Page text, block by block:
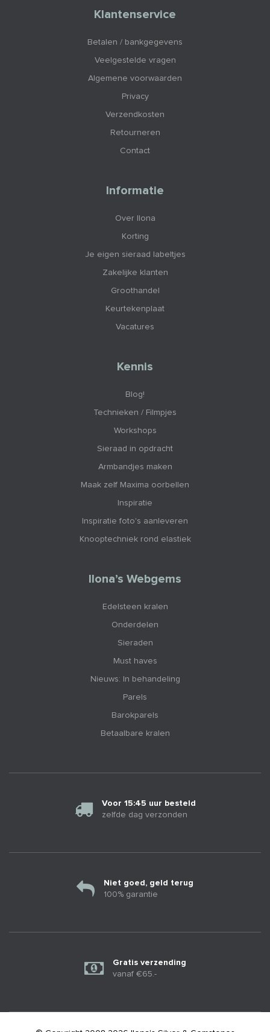
Klantenservice
Betalen / bankgegevens
Veelgestelde vragen
Algemene voorwaarden
Privacy
Verzendkosten
Retourneren
Contact
Informatie
Over Ilona
Korting
Je eigen sieraad labeltjes
Zakelijke klanten
Groothandel
Keurtekenplaat
Vacatures
Kennis
Blog!
Technieken / Filmpjes
Workshops
Sieraad in opdracht
Armbandjes maken
Maak zelf Maxima oorbellen
Inspiratie
Inspiratie foto's aanleveren
Knooptechniek rond elastiek
Ilona’s Webgems
Edelsteen kralen
Onderdelen
Sieraden
Must haves
Nieuws: In behandeling
Parels
Barokparels
Betaalbare kralen
Voor 15:45 uur besteld
zelfde dag verzonden
Niet goed, geld terug
100% garantie
Gratis verzending
vanaf €65.-